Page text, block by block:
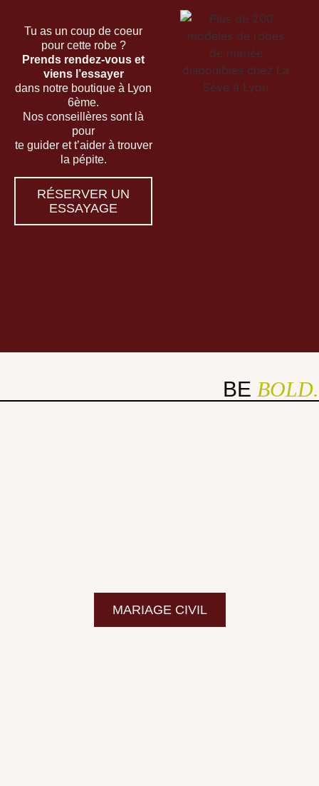
Tu as un coup de coeur
pour cette robe ?
Prends rendez-vous et
viens l’essayer
dans notre boutique à Lyon
6ème.
Nos conseillères sont là
pour
te guider et t’aider à trouver
la pépite.
RÉSERVER UN
ESSAYAGE
BE BOLD.
MARIAGE CIVIL